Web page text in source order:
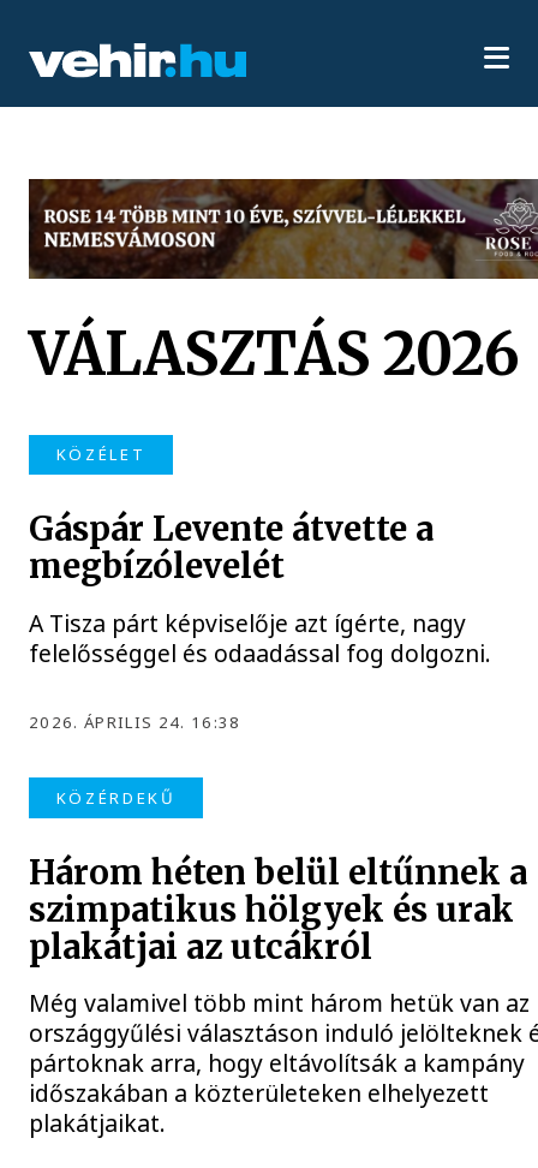
VÁLASZTÁS 2026
KÖZÉLET
Gáspár Levente átvette a
megbízólevelét
A Tisza párt képviselője azt ígérte, nagy
felelősséggel és odaadással fog dolgozni.
2026. ÁPRILIS 24. 16:38
KÖZÉRDEKŰ
Három héten belül eltűnnek a
szimpatikus hölgyek és urak
plakátjai az utcákról
Még valamivel több mint három hetük van az
országgyűlési választáson induló jelölteknek
pártoknak arra, hogy eltávolítsák a kampány
időszakában a közterületeken elhelyezett
plakátjaikat.